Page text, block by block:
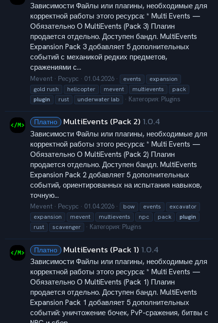
Зависимости Файлы или плагины, необходимые для
корректной работы этого ресурса: * Multi Events —
Обязательно О MultiEvents (Pack 3) Плагин
продается отдельно. Доступен бандл. MultiEvents
Expansion Pack 3 добавляет 5 дополнительных
событий с механикой редких предметов,
сражениями с...
Mevent Ресурс 01.04.2026 events
expansion
gold rush
helicopter mevent multievents
pack
plugin
rust underwater lab Категория: Plugins
Платно MultiEvents (Pack 2) 1.0.4
Зависимости Файлы или плагины, необходимые для
корректной работы этого ресурса: * Multi Events —
Обязательно О MultiEvents (Pack 2) Плагин
продается отдельно. Доступен бандл. MultiEvents
Expansion Pack 2 добавляет 5 дополнительных
событий, ориентированных на испытания навыков,
точную...
Mevent Ресурс 01.04.2026 bow events
excavator
expansion
mevent multievents npc pack
plugin
rust
scavenger Категория: Plugins
Платно MultiEvents (Pack 1) 1.0.4
Зависимости Файлы или плагины, необходимые для
корректной работы этого ресурса: * Multi Events —
Обязательно О MultiEvents (Pack 1) Плагин
продается отдельно. Доступен бандл. MultiEvents
Expansion Pack 1 добавляет 5 дополнительных
событий: уничтожение бочек, PvP-сражения, битвы с